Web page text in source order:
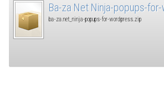
Ba-za Net Ninja-popups-
ba-za.net_ninja-popups-for-wordpress.zip